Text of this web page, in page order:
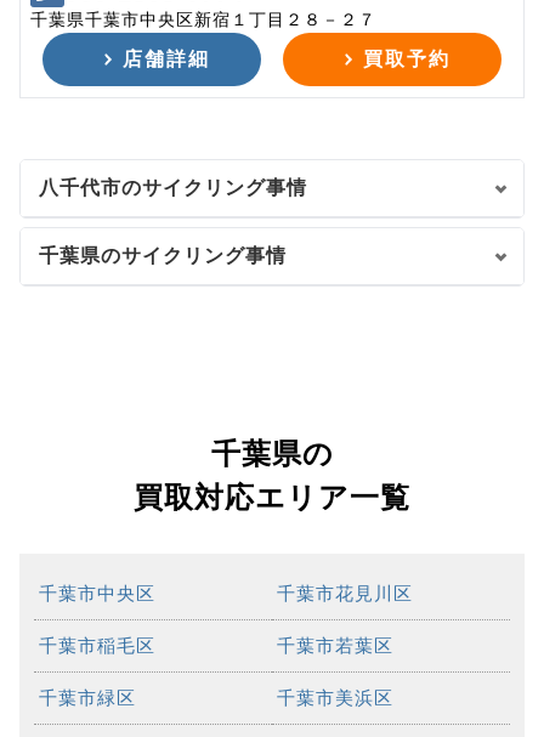
千葉県千葉市中央区新宿１丁目２８－２７
店舗詳細 買取予約
八千代市のサイクリング事情
千葉県のサイクリング事情
千葉県の
買取対応エリア一覧
千葉市中央区 千葉市花見川区
千葉市稲毛区 千葉市若葉区
千葉市緑区 千葉市美浜区